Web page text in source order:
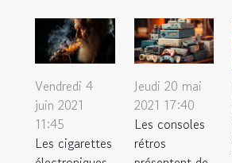
Vendredi 4
juin 2021
11:45
Les cigarettes
Jeudi 20 mai
2021 17:40
Les consoles
rétros